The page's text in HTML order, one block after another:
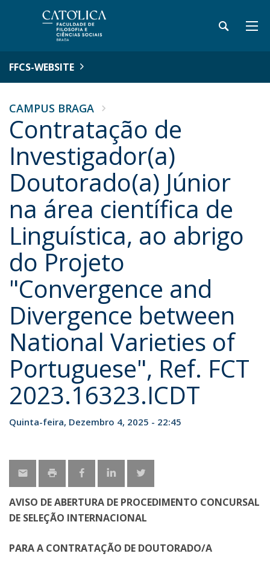
FFCS-WEBSITE
CAMPUS BRAGA
Contratação de
Investigador(a)
Doutorado(a) Júnior
na área científica de
Linguística, ao abrigo
do Projeto
"Convergence and
Divergence between
National Varieties of
Portuguese", Ref. FCT
2023.16323.ICDT
Quinta-feira, Dezembro 4, 2025 - 22:45
AVISO DE ABERTURA DE PROCEDIMENTO CONCURSAL
DE SELEÇÃO INTERNACIONAL
PARA A CONTRATAÇÃO DE DOUTORADO/A